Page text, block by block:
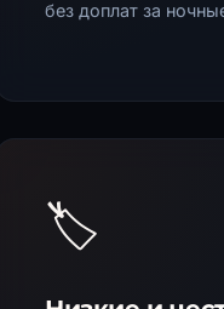
без доплат за
🏷️